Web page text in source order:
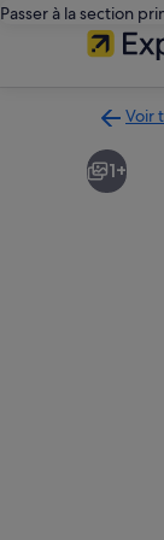
Passer à la section
Voir
à
la
1+